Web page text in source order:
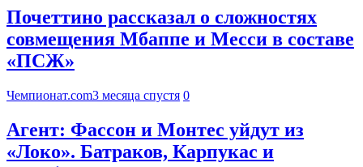
Почеттино рассказал о сложностях
совмещения Мбаппе и Месси в составе
«ПСЖ»
Чемпионат.com3 месяца спустя 0
Агент: Фассон и Монтес уйдут из
«Локо». Батраков, Карпукас и